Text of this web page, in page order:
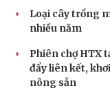
Loại cây trồng
nhiều năm
Phiên chợ HTX
đẩy liên kết,
nông sản